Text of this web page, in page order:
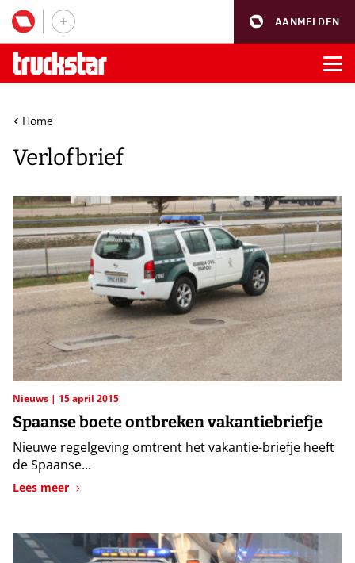
AANMELDEN
Home
Verlofbrief
Nieuws 15 april 2015
Spaanse boete ontbreken vakantiebriefje
Nieuwe regelgeving omtrent het vakantie-briefje heeft
de Spaanse...
Lees meer